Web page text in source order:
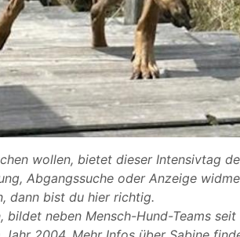
wollen, bietet dieser Intensivtag
Abgangssuche oder Anzeige
dann bist du hier richtig.
neben Mensch-Hund-Teams